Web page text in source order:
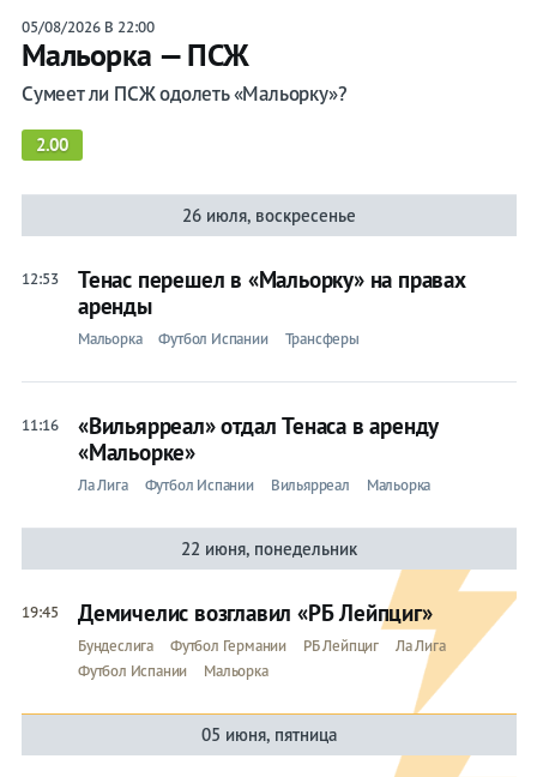
05/08/2026 В 22:00
Мальорка — ПСЖ
Сумеет ли ПСЖ одолеть «Мальорку»?
2.00
26 июля, воскресенье
12:53
Тенас перешел в «Мальорку» на правах
аренды
Мальорка Футбол Испании Трансферы
11:16
«Вильярреал» отдал Тенаса в аренду
«Мальорке»
Ла Лига Футбол Испании Вильярреал Мальорка
22 июня, понедельник
19:45 Демичелис возглавил «РБ Лейпциг»
Бундеслига Футбол Германии РБ Лейпциг
Ла Лига
Футбол Испании
Мальорка
05 июня, пятница
Атлетик
Атлетико
Барселона
Бетис
Вильярреал
Гранада
Леванте
Леганес
Реал Сосьедад
Севилья